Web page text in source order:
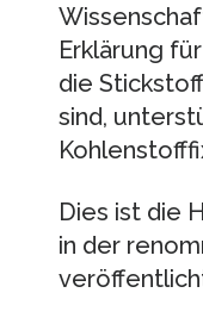
Erklärung
die
sind,
Dies ist die
in der